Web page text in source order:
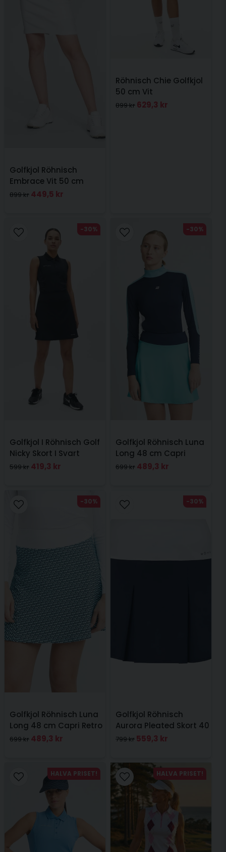
Golfkjol Röhnisch
Embrace Vit 50 cm
899 kr 449,5 kr
Röhnisch Chie Golfkjol
50 cm Vit
899 kr 629,3 kr
Golfkjol I Röhnisch Golf
Nicky Skort I Svart
599 kr 419,3 kr
-30%
Golfkjol Röhnisch Luna
Long 48 cm Capri
699 kr 489,3 kr
-30%
Golfkjol Röhnisch Luna
Long 48 cm Capri Retro
699 kr 489,3 kr
-30%
Golfkjol Röhnisch
Aurora Pleated Skort 40
cm Navy
799 kr 559,3 kr
-30%
HALVA PRISET! HALVA PRISET!